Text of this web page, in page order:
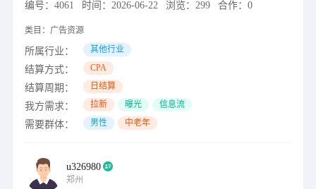
编号： 4061 时间： 2026-06-22 浏览： 299 合作： 0
类目： 广告资源
所属行业： 其他行业
结算方式： CPA
结算周期： 日结算
我方需求： 拉新 曝光 信息流
需要群体： 男性 中老年
u326980
郑州